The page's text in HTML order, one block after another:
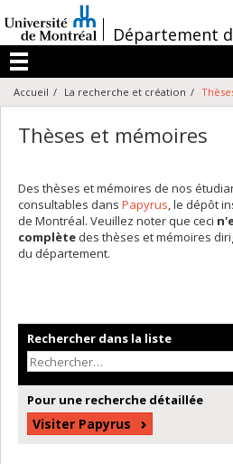
au
contenu
/Département
Menu
Accueil La recherche et création
Thèses et mémoires
Des thèses et mémoires de nos
consultables dans Papyrus, le dépôt
de Montréal. Veuillez noter que ceci
complète des thèses et mémoires
du département.
Rechercher dans la liste
Pour une recherche détaillée
Visiter Papyrus